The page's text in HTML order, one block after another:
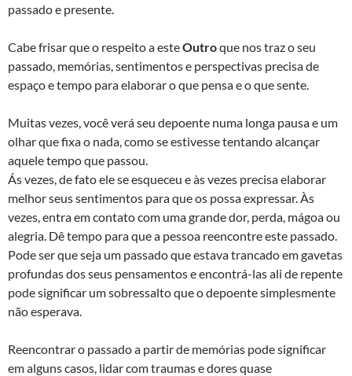
passado e presente.
Cabe frisar que o respeito a esteOutroque nos traz o seu
passado, memórias, sentimentos e perspectivas precisa de
espaço e tempo para elaborar o que pensa e o que sente.
Muitas vezes, você verá seu depoente numa longa pausa e um
olhar que fixa o nada, como se estivesse tentando alcançar
aquele tempo que passou.
Ás vezes, de fato ele se esqueceu e às vezes precisa elaborar
melhor seus sentimentos para que os possa expressar. Às
vezes, entra em contato com uma grande dor, perda, mágoa ou
alegria. Dê tempo para que a pessoa reencontre este passado.
Pode ser que seja um passado que estava trancado em gavetas
profundas dos seus pensamentos e encontrá-las ali de repente
pode significar um sobressalto que o depoente simplesmente
não esperava.
Reencontrar o passado a partir de memórias pode significar
em alguns casos, lidar com traumas e dores quase